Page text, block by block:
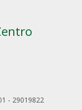
- 29019822